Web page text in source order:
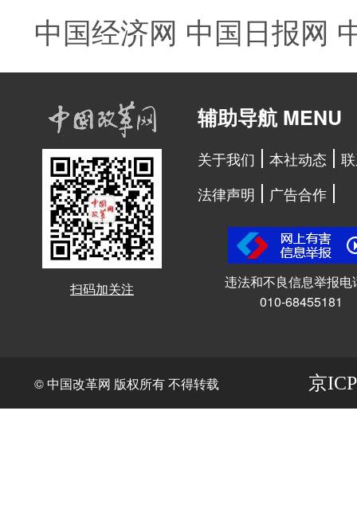
中国经济网 中国日报网
扫码加关注
辅助导航 MENU
关于我们 本社动态
法律声明
广告合作
违法和不良信息举报电
010-68455181
© 中国改革网 版权所有 不得转载 京